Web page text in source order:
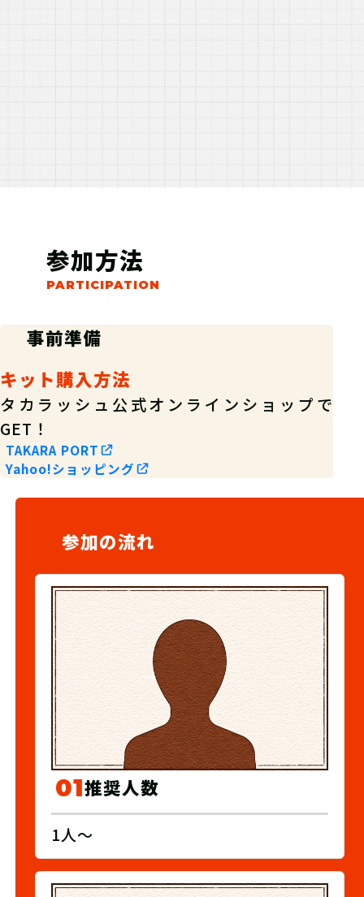
参加方法
事前準備
キット購入方法
タカラッシュ公式オンラインショップで
GET！
TAKARA PORT
Yahoo!ショッピング
参加の流れ
01推奨人数
1人〜